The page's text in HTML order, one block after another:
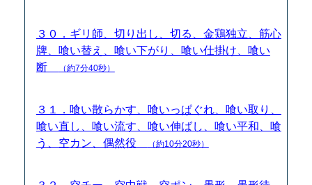
３０．ギリ師、切り出し、切る、金鶏独立、筋心
牌、喰い替え、喰い下がり、喰い仕掛け、喰い
断
（約7分40秒）
３１．喰い散らかす、喰いっぱぐれ、喰い取り、
喰い直し、喰い流す、喰い伸ばし、喰い平和、喰
う、空カン、偶然役
（約10分20秒）